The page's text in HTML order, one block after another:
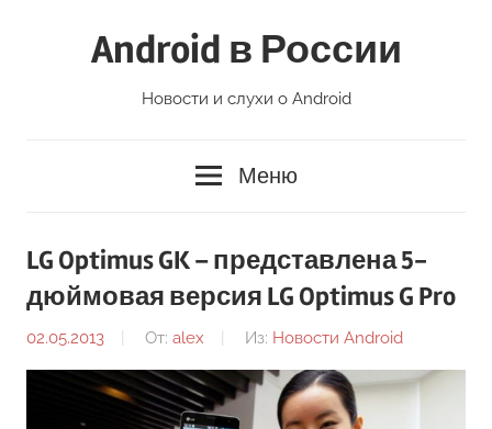
Android в России
Новости и слухи о Android
Меню
LG Optimus GK – представлена 5-
дюймовая версия LG Optimus G Pro
02.05.2013 От: alex Из: Новости Android